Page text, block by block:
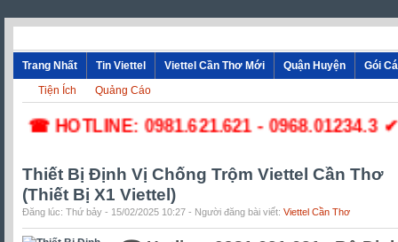
Trang Nhất Tin Viettel Viettel Cần Thơ Mới Quận Huyện
Gói
Tiện Ích
Quảng Cáo
☎ HOTLINE: 0981.621.621 - 0968.01234.3 ✔
Thiết Bị Định Vị Chống Trộm Viettel Cần Thơ
(Thiết Bị X1 Viettel)
Đăng lúc: Thứ bảy - 15/02/2025 10:27 - Người đăng bài viết: Viettel Cần Thơ